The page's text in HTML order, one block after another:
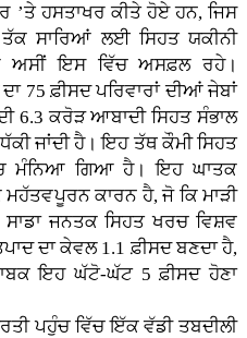
’ਤੇ ਹਸਤਾਖਰ ਕੀਤੇ ਹੋਏ ਹਨ, ਜਿਸ
ਤੱਕ ਸਾਰਿਆਂ ਲਈ ਸਿਹਤ ਯਕੀਨੀ
ਅਸੀਂ ਇਸ ਵਿੱਚ ਅਸਫ਼ਲ ਰਹੇ।
75 ਫ਼ੀਸਦ ਪਰਿਵਾਰਾਂ ਦੀਆਂ ਜੇਬਾਂ
6.3 ਕਰੋੜ ਆਬਾਦੀ ਸਿਹਤ ਸੰਭਾਲ
ਜਾਂਦੀ ਹੈ। ਇਹ ਤੱਥ ਕੌਮੀ ਸਿਹਤ
ਮੰਨਿਆ ਗਿਆ ਹੈ। ਇਹ ਘਾਤਕ
ਕਾਰਨ ਹੈ, ਜੋ ਕਿ ਮਾੜੀ
ਜਨਤਕ ਸਿਹਤ ਖਰਚ ਵਿਸ਼ਵ
ਦਾ ਕੇਵਲ 1.1 ਫ਼ੀਸਦ ਬਣਦਾ ਹੈ,
ਇਹ ਘੱਟੋ-ਘੱਟ 5 ਫ਼ੀਸਦ ਹੋਣਾ
ਪਹੁੰਚ ਵਿੱਚ ਇੱਕ ਵੱਡੀ ਤਬਦੀਲੀ